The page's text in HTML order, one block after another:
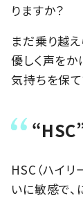
りますか？
まだ乗り越
優しく声をか
気持ちを保
HSC（ハイリ
いに敏感で